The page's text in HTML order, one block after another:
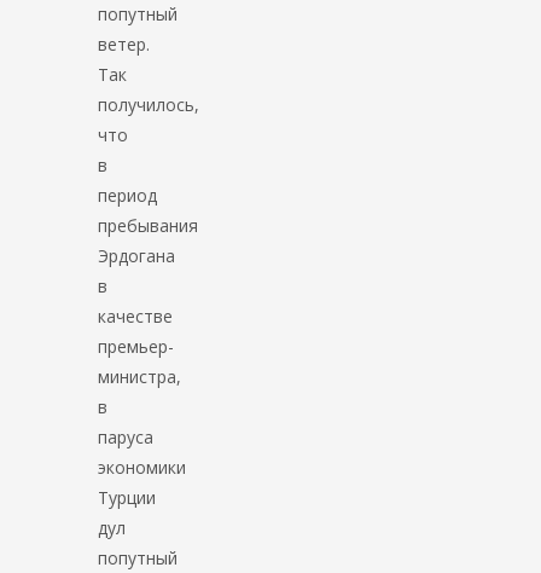
попутный
ветер.
Так
получилось,
что
в
период
пребывания
Эрдогана
в
качестве
премьер-
министра,
в
паруса
экономики
Турции
дул
попутный